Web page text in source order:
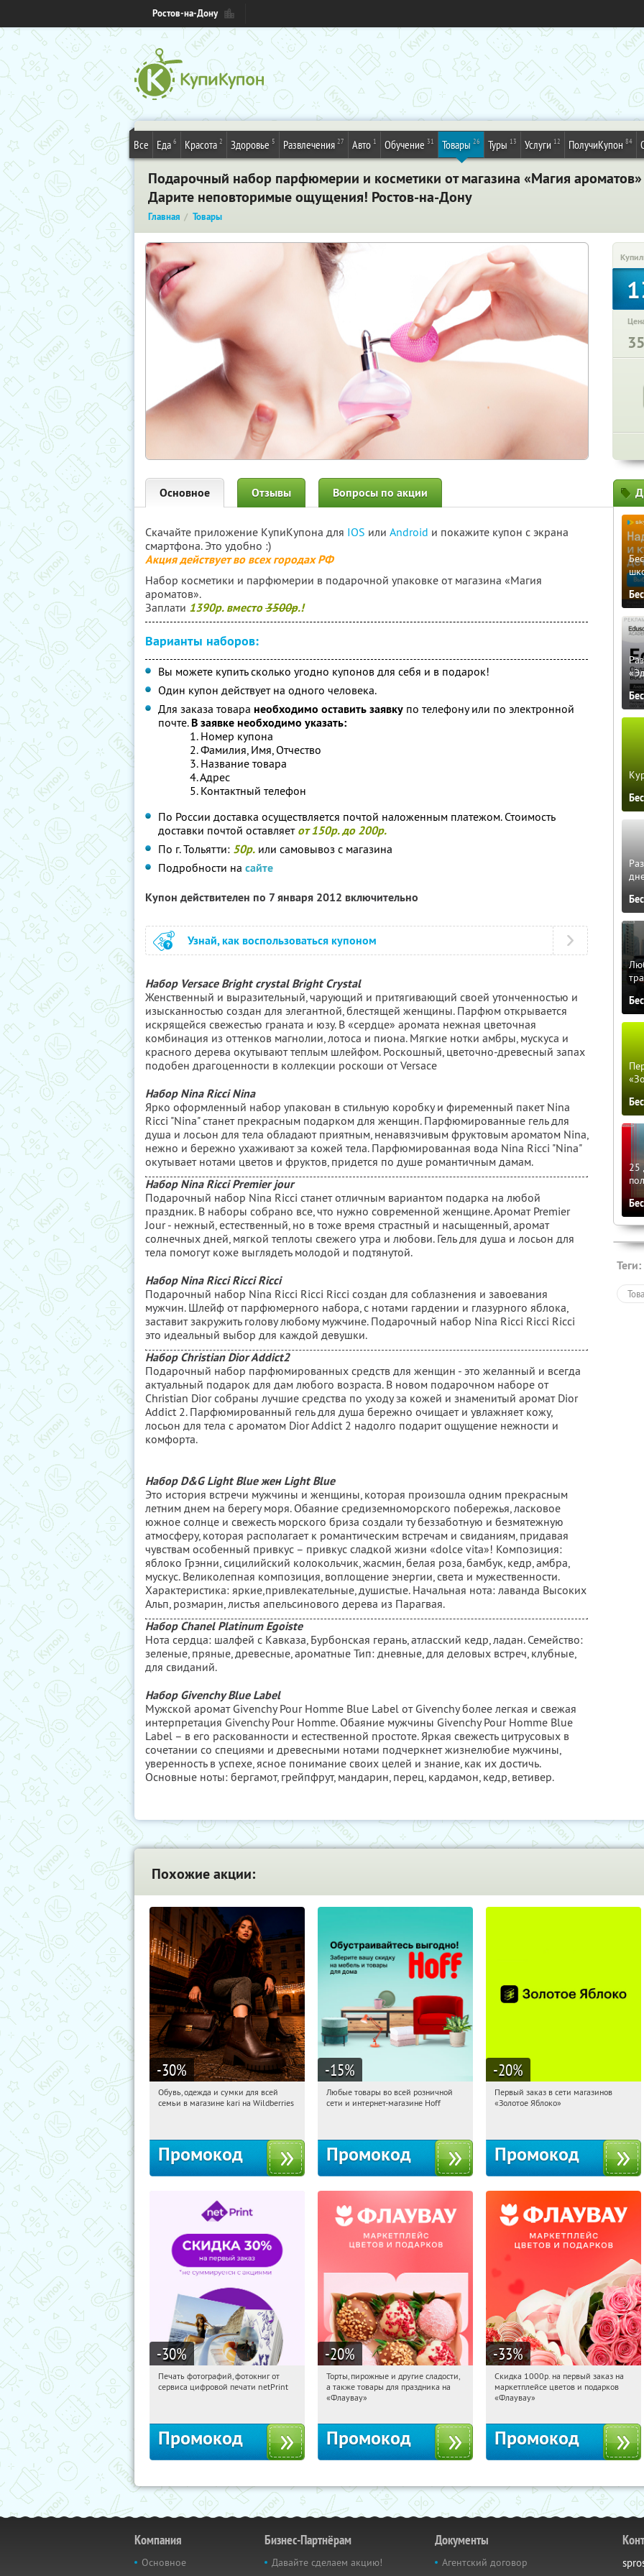
Ростов-на-Дону
Все Еда 6 Красота 2 Здоровье 5 Развлечения 27 Авто 1 Обучение 31 Товары 26 Туры 13 Услуги 12 ПолучиКупон 84
Подарочный набор парфюмерии и косметики от магазина «Магия
Дарите неповторимые ощущения! Ростов-на-Дону
Главная Товары
Основное Отзывы Вопросы по акции
Скачайте приложение КупиКупона для IOS или Android и покажите купон с экрана
смартфона. Это удобно :)
Акция действует во всех городах РФ
Набор косметики и парфюмерии в подарочной упаковке от магазина «Магия
ароматов».
Заплати 1390р. вместо3500р.!
Варианты наборов:
Вы можете купить сколько угодно купонов для себя и в подарок!
Один купон действует на одного человека.
Для заказа товара необходимо оставить заявку по телефону или по электронной
почте. В заявке необходимо указать:
1. Номер купона
2. Фамилия, Имя, Отчество
3. Название товара
4. Адрес
5. Контактный телефон
По России доставка осуществляется почтой наложенным платежом. Стоимость
доставки почтой оставляет от 150р. до 200р.
По г. Тольятти: 50р. или самовывоз с магазина
Подробности на сайте
Купон действителен по 7 января 2012 включительно
Узнай, как воспользоваться купоном
Набор Versace Bright crystal Bright Crystal
Женственный и выразительный, чарующий и притягивающий своей утонченностью и
изысканностью создан для элегантной, блестящей женщины. Парфюм открывается
искрящейся свежестью граната и юзу. В «сердце» аромата нежная цветочная
комбинация из оттенков магнолии, лотоса и пиона. Мягкие нотки амбры, мускуса и
красного дерева окутывают теплым шлейфом. Роскошный, цветочно-древесный запах
подобен драгоценности в коллекции роскоши от Versace
Набор Nina Ricci Nina
Ярко оформленный набор упакован в стильную коробку и фиременный пакет Nina
Ricci "Nina" станет прекрасным подарком для женщин. Парфюмированные гель для
душа и лосьон для тела обладают приятным, ненавязчивым фруктовым ароматом Nina,
нежно и бережно ухаживают за кожей тела. Парфюмированная вода Nina Ricci "Nina"
окутывает нотами цветов и фруктов, придется по душе романтичным дамам.
Набор Nina Ricci Premier jour
Подарочный набор Nina Ricci cтанет отличным вариантом подарка на любой
праздник. В наборы собрано все, что нужно современной женщине. Аромат Premier
Jour - нежный, естественный, но в тоже время страстный и насыщенный, аромат
солнечных дней, мягкой теплоты свежего утра и любови. Гель для душа и лосьон для
тела помогут коже выглядеть молодой и подтянутой.
Набор Nina Ricci Ricci Ricci
Подарочный набор Nina Ricci Ricci Ricci создан для соблазнения и завоевания
мужчин. Шлейф от парфюмерного набора, с нотами гардении и глазурного яблока,
заставит закружить голову любому мужчине. Подарочный набор Nina Ricci Ricci Ricci
это идеальный выбор для каждой девушки.
Набор Christian Dior Addict2
Подарочный набор парфюмированных средств для женщин - это желанный и всегда
актуальный подарок для дам любого возраста. В новом подарочном наборе от
Christian Dior собраны лучшие средства по уходу за кожей и знаменитый аромат Dior
Addict 2. Парфюмированный гель для душа бережно очищает и увлажняет кожу,
лосьон для тела с ароматом Dior Addict 2 надолго подарит ощущение нежности и
комфорта.
Набор D&G Light Blue жен Light Blue
Это история встречи мужчины и женщины, которая произошла одним прекрасным
летним днем на берегу моря. Обаяние средиземноморского побережья, ласковое
южное солнце и свежесть морского бриза создали ту беззаботную и безмятежную
атмосферу, которая располагает к романтическим встречам и свиданиям, придавая
чувствам особенный привкус – привкус сладкой жизни «dolce vita»! Композиция:
яблоко Грэнни, сицилийский колокольчик, жасмин, белая роза, бамбук, кедр, амбра,
мускус. Великолепная композиция, воплощение энергии, света и мужественности.
Характеристика: яркие,привлекательные, душистые. Начальная нота: лаванда Высоких
Альп, розмарин, листья апельсинового дерева из Парагвая.
Набор Chanel Platinum Egoiste
Нота сердца: шалфей с Кавказа, Бурбонская герань, атласский кедр, ладан. Семейство:
зеленые, пряные, древесные, ароматные Тип: дневные, для деловых встреч, клубные,
для свиданий.
Набор Givenchy Blue Label
Мужской аромат Givenchy Pour Homme Blue Label от Givenchy более легкая и свежая
интерпретация Givenchy Pour Homme. Обаяние мужчины Givenchy Pour Homme Blue
Label – в его раскованности и естественной простоте. Яркая свежесть цитрусовых в
сочетании со специями и древесными нотами подчеркнет жизнелюбие мужчины,
уверенность в успехе, ясное понимание своих целей и знание, как их достичь.
Основные ноты: бергамот, грейпфрут, мандарин, перец, кардамон, кедр, ветивер.
25
Теги:
Похожие акции:
-30%
11:35:40 Получили:
Обувь, одежда и сумки для всей
семьи в магазине kari на Wildberries
Промокод
-15%
11:35:40 Получили:
Любые товары во всей розничной
сети и интернет-магазине Hoff
Промокод
-20%
11:35:40
Получи первым!
Первый заказ в сети магазинов
«Золотое Яблоко»
Промокод
-30%
11:35:40 Получили:
Печать фотографий, фотокниг от
сервиса цифровой печати netPrint
Промокод
-20%
11:35:40 Получили:
Россия
Торты, пирожные и другие сладости,
а также товары для праздника на
«Флаувау»
Промокод
-33%
11:35:40 Получили:
Россия
Скидка 1000р. на первый заказ на
маркетплейсе цветов и подарков
«Флаувау»
Промокод
Компания
Основное
Бизнес-Партнёрам
Давайте сделаем акцию!
Документы
Агентский договор